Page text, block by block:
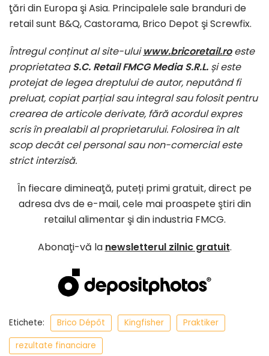
ţări din Europa şi Asia. Principalele sale branduri de
retail sunt B&Q, Castorama, Brico Depot şi Screwfix.
Întregul conținut al site-uluiwww.bricoretail.roeste
proprietateaS.C. Retail FMCG Media S.R.L. și este
protejat de legea dreptului de autor, neputând fi
preluat, copiat parțial sau integral sau folosit pentru
crearea de articole derivate, fără acordul expres
scris în prealabil al proprietarului. Folosirea în alt
scop decât cel personal sau non-comercial este
strict interzisă.
În fiecare dimineaţă, puteți primi gratuit, direct pe
adresa dvs de e-mail, cele mai proaspete ştiri din
retailul alimentar şi din industria FMCG.
Abonaţi-vă la newsletterul zilnic gratuit.
Etichete: Brico Dépôt Kingfisher
Praktiker
rezultate financiare